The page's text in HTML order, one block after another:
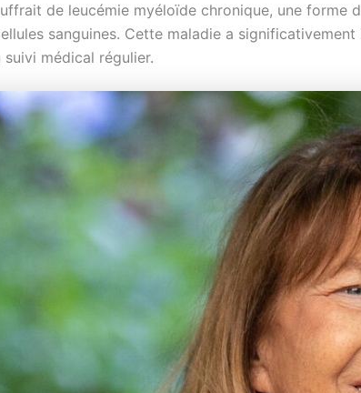
de leucémie myéloïde chronique, une
sanguines. Cette maladie a
médical régulier.